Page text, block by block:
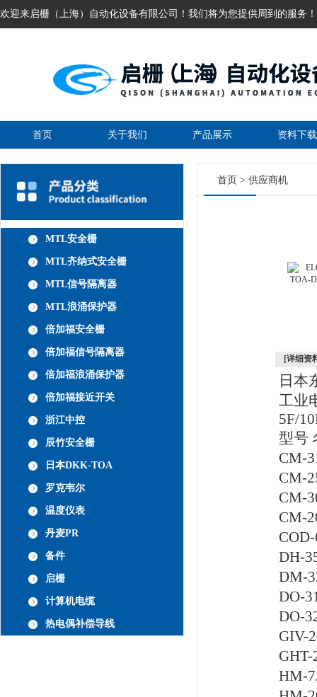
欢迎来启栅（上海）自动化设备有限公司！我们将为您提供周到的服务！
首页 关于我们 产品展示 资料下载
MTL安全栅
MTL齐纳式安全栅
MTL信号隔离器
MTL浪涌保护器
倍加福安全栅
倍加福信号隔离器
倍加福浪涌保护器
倍加福接近开关
浙江中控
辰竹安全栅
日本DKK-TOA
罗克韦尔
温度仪表
丹麦PR
备件
启栅
计算机电缆
热电偶补偿导线
首页 > 供应商机
[详细资
日本
工业
5F/
型号
CM-
CM-
CM-
CM-
DH-
DM-
DO-
DO-
GIV-
HM-